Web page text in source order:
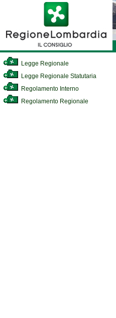
Legge Regionale
Legge Regionale Statutaria
Regolamento Interno
Regolamento Regionale